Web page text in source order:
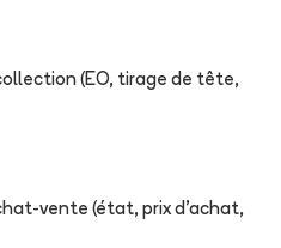
(EO, tirage de tête,
vente (état, prix d'achat,